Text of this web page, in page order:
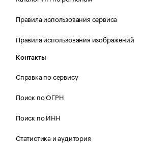
Правила использования сервиса
Правила использования изображений
Контакты
Справка по сервису
Поиск по ОГРН
Поиск по ИНН
Статистика и аудитория